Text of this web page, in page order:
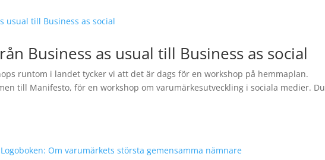
Business as usual till Business as social
runtom i landet tycker vi att det är dags för en workshop på hemmaplan.
till Manifesto, för en workshop om varumärkesutveckling i sociala medier. Du